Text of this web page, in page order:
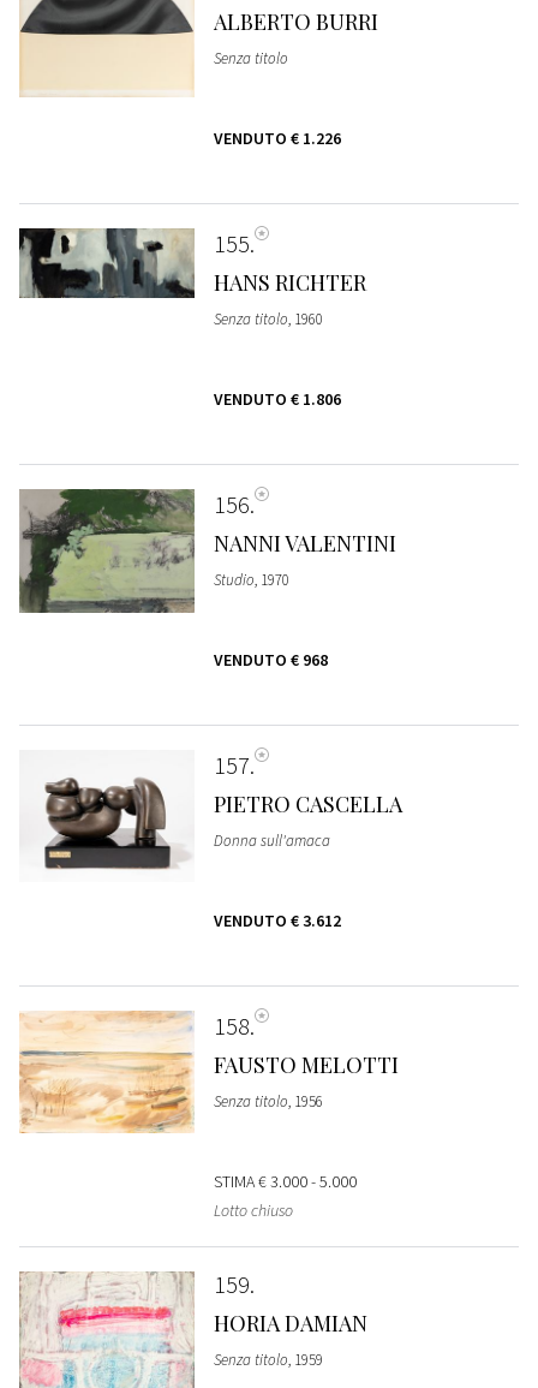
ALBERTO BURRI
Senza titolo
VENDUTO € 1.226
155
HANS RICHTER
Senza titolo, 1960
VENDUTO € 1.806
156
NANNI VALENTINI
Studio, 1970
VENDUTO € 968
157
PIETRO CASCELLA
Donna sull'amaca
VENDUTO € 3.612
158
FAUSTO MELOTTI
Senza titolo, 1956
STIMA€ 3.000 - 5.000
Lotto chiuso
159
HORIA DAMIAN
Senza titolo, 1959